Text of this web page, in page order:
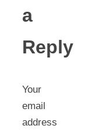
a
Reply
Your
email
address